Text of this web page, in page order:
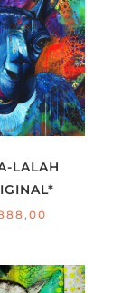
LALAH